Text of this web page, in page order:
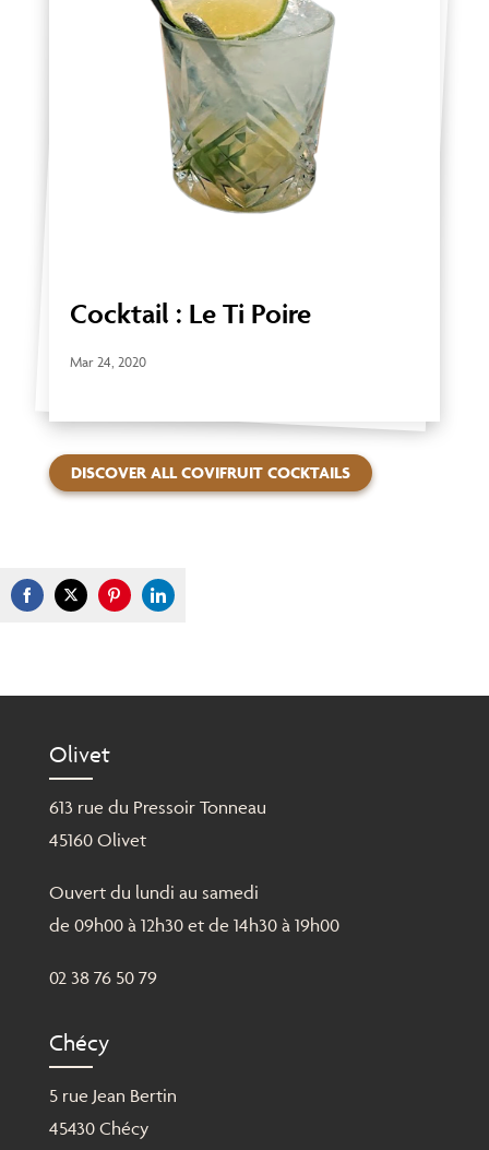
Cocktail : Le Ti Poire
Mar 24, 2020
DISCOVER ALL COVIFRUIT COCKTAILS
Olivet
613 rue du Pressoir Tonneau
45160 Olivet
Ouvert du lundi au samedi
de 09h00 à 12h30 et de 14h30 à 19h00
02 38 76 50 79
Chécy
5 rue Jean Bertin
45430 Chécy